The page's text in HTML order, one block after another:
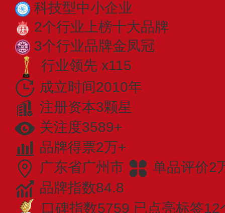
科技型中小企业
2个行业上榜十大品牌
3个行业品牌金凤冠
行业领先 x115
成立时间2010年
注册资本3颗星
关注度3589+
品牌得票2万+
广东省广州市
单品评价2
品牌指数84.8
口碑指数5759 已点亮标签12